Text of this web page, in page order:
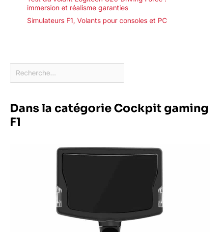
immersion et réalisme garanties
Simulateurs F1, Volants pour consoles et PC
Dans la catégorie Cockpit gaming
F1